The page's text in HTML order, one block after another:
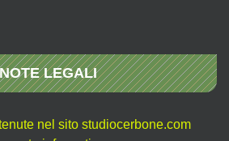
LEGALI
nel sito studiocerbone.com